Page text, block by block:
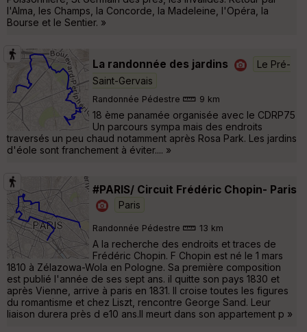
l'Alma, les Champs, la Concorde, la Madeleine, l'Opéra, la
Bourse et le Sentier. »
La randonnée des jardins
Le Pré-
Saint-Gervais
Randonnée Pédestre 9 km
18 ème panamée organisée avec le CDRP75
Un parcours sympa mais des endroits
traversés un peu chaud notamment après Rosa Park. Les jardins
d'éole sont franchement à éviter.... »
#PARIS/ Circuit Frédéric Chopin- Paris
Paris
Randonnée Pédestre 13 km
A la recherche des endroits et traces de
Frédéric Chopin. F Chopin est né le 1 mars
1810 à Zélazowa-Wola en Pologne. Sa première composition
est publié l'année de ses sept ans. il quitte son pays 1830 et
après Vienne, arrive à paris en 1831. Il croise toutes les figures
du romantisme et chez Liszt, rencontre George Sand. Leur
liaison durera près d e10 ans.Il meurt dans son appartement p »